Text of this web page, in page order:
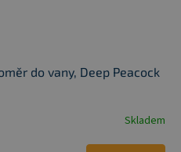
do vany, Deep Peacock
Skladem